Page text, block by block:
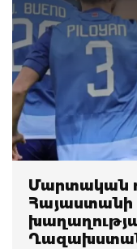
Մարտական